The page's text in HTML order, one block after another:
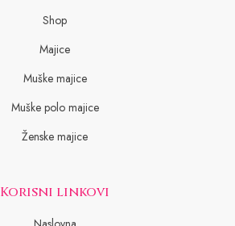
Shop
Majice
Muške majice
Muške polo majice
Ženske majice
Korisni linkovi